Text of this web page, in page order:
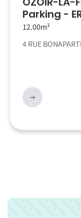
Parking -
12.00m²
4 RUE